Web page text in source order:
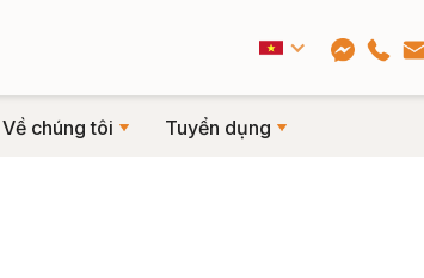
Về chúng tôi Tuyển dụng